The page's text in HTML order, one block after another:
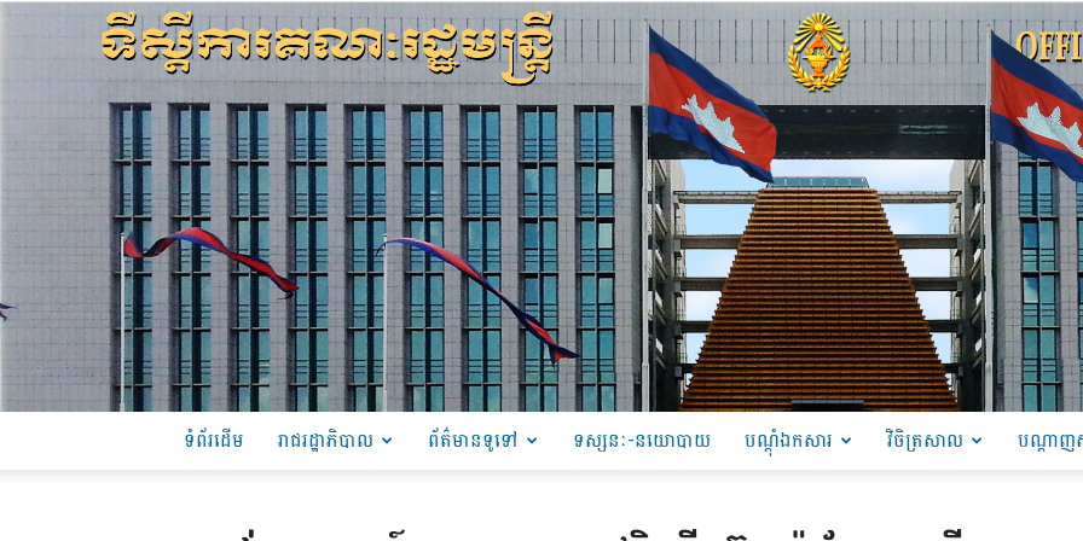
ទំព័រដើម រាជរដ្ឋាភិបាល ព័ត៌មានទូទៅ ទស្សនៈ-នយោបាយ បណ្ដុំឯកសារ វិចិត្រសាល បណ្តាញ